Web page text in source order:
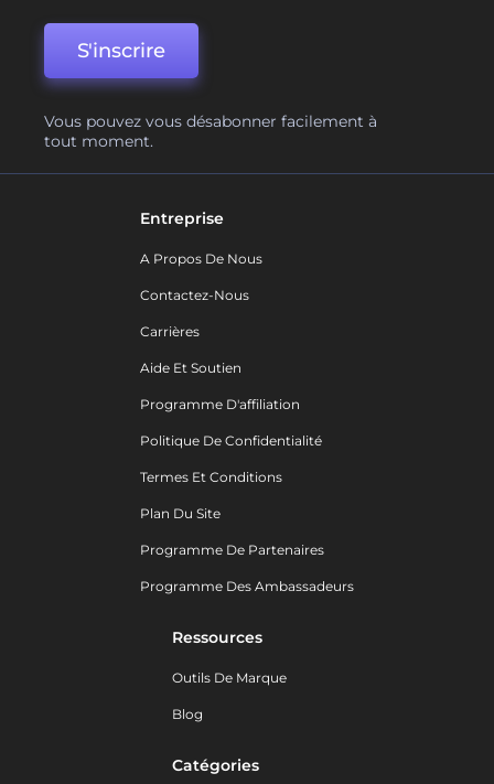
S'inscrire
Vous pouvez vous désabonner facilement à
tout moment.
Entreprise
A Propos De Nous
Contactez-Nous
Carrières
Aide Et Soutien
Programme D'affiliation
Politique De Confidentialité
Termes Et Conditions
Plan Du Site
Programme De Partenaires
Programme Des Ambassadeurs
Ressources
Outils De Marque
Blog
Catégories